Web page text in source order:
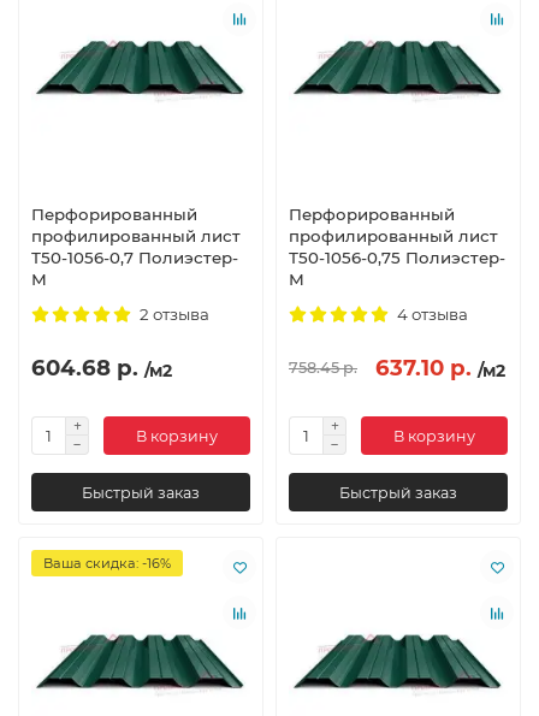
Перфорированный
профилированный лист
Т50-1056-0,7 Полиэстер-
М
2 отзыва
604.68 р. /м2
В корзину
Быстрый заказ
Перфорированный
профилированный лист
Т50-1056-0,75 Полиэстер-
М
4 отзыва
758.45 р. 637.10 р. /м2
В корзину
Быстрый заказ
Ваша скидка: -16%